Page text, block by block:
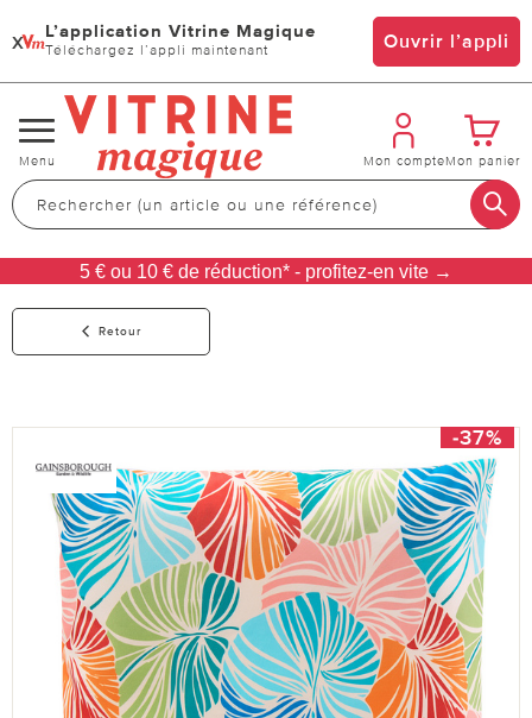
x L’application Vitrine Magique
Téléchargez l’appli maintenant Ouvrir l’appli
Changer
de
navigation
Menu Mon compteMon panier
5 € ou 10 € de réduction* - profitez-en vite →
Retour
-37%